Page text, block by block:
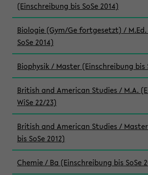
(Einschreibung bis SoSe 2014)
Biologie (Gym/Ge fortgesetzt) /
SoSe 2014)
Biophysik / Master (Einschreibung bis
British and American Studies / M.A.
WiSe 22/23)
British and American Studies /
bis SoSe 2012)
Chemie / Ba (Einschreibung bis SoSe